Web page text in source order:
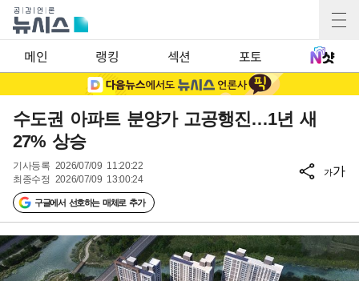
메인 랭킹 섹션 포토
수도권 아파트 분양가 고공행진…1년 새
27% 상승
기사등록 2026/07/09 11:20:22
최종수정 2026/07/09 13:00:24
구글에서 선호하는 매체로 추가
가가